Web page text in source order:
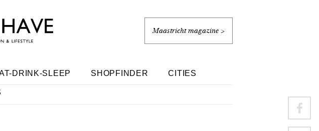
Maastricht magazine >
DRINK-SLEEP SHOPFINDER CITIES